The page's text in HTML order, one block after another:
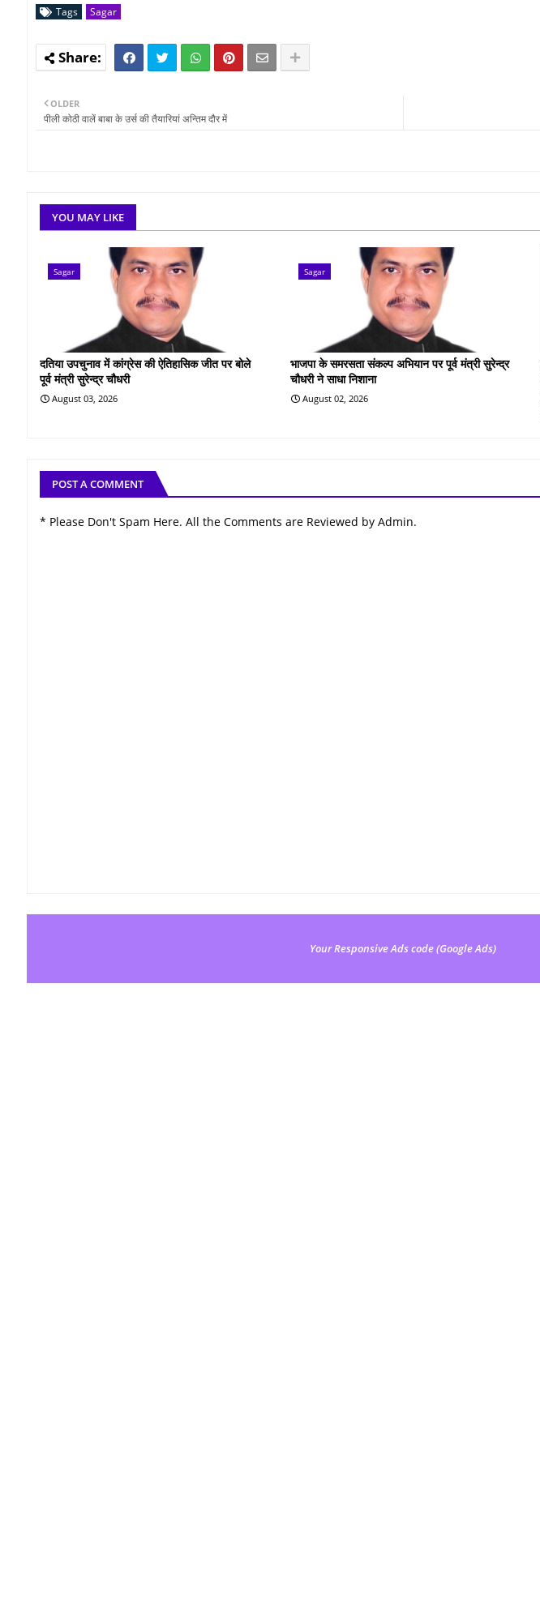
Tags Sagar
OLDER
पीली कोठी वालें बाबा के उर्स की तैयारियां अन्तिम दौर में
YOU MAY LIKE
Sagar
दतिया उपचुनाव में कांग्रेस की ऐतिहासिक जीत पर बोले
पूर्व मंत्री सुरेन्द्र चौधरी
August 03, 2026
Sagar
भाजपा के समरसता संकल्प अभियान पर पूर्व मंत्री सुरेन्द्र
चौधरी ने साधा निशाना
August 02, 2026
POST A COMMENT
* Please Don't Spam Here. All the Comments are Reviewed by Admin.
Your Responsive Ads code (Google Ads)